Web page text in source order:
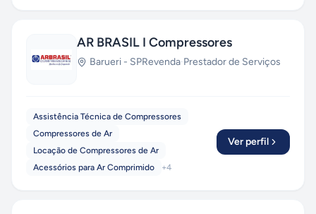
AR BRASIL I Compressores
Barueri - SPRevenda·Prestador de Serviços
Assistência Técnica de Compressores
Compressores de Ar
Locação de Compressores de Ar
Acessórios para Ar Comprimido
+4
Ver perfil